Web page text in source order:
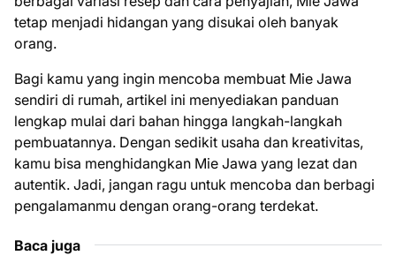
tetap menjadi hidangan yang disukai oleh banyak
orang.
Bagi kamu yang ingin mencoba membuat Mie Jawa
sendiri di rumah, artikel ini menyediakan panduan
lengkap mulai dari bahan hingga langkah-langkah
pembuatannya. Dengan sedikit usaha dan kreativitas,
kamu bisa menghidangkan Mie Jawa yang lezat dan
autentik. Jadi, jangan ragu untuk mencoba dan berbagi
pengalamanmu dengan orang-orang terdekat.
Baca juga